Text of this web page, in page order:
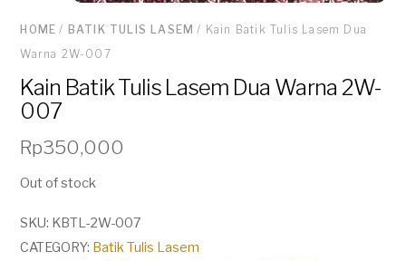
HOME / BATIK TULIS LASEM / Kain Batik Tulis Lasem Dua
Warna 2W-007
Kain Batik Tulis Lasem Dua Warna 2W-
007
Rp350,000
Out of stock
SKU: KBTL-2W-007
CATEGORY: Batik Tulis Lasem